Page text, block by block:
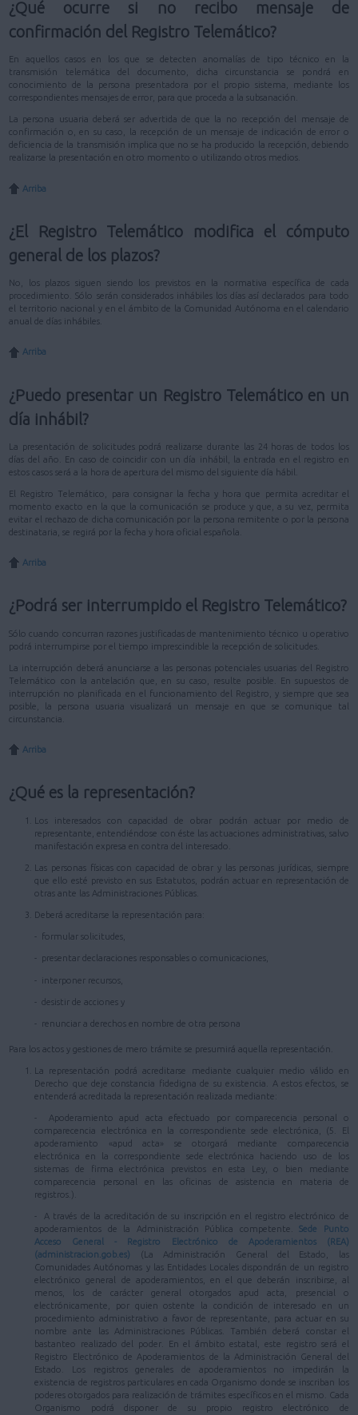
¿Qué ocurre si no recibo mensaje de
confirmación del Registro Telemático?
En aquellos casos en los que se detecten anomalías de tipo técnico en la
transmisión telemática del documento, dicha circunstancia se pondrá en
conocimiento de la persona presentadora por el propio sistema, mediante los
correspondientes mensajes de error, para que proceda a la subsanación.
La persona usuaria deberá ser advertida de que la no recepción del mensaje de
confirmación o, en su caso, la recepción de un mensaje de indicación de error o
deficiencia de la transmisión implica que no se ha producido la recepción, debiendo
realizarse la presentación en otro momento o utilizando otros medios.
Arriba
¿El Registro Telemático modifica el cómputo
general de los plazos?
No, los plazos siguen siendo los previstos en la normativa específica de cada
procedimiento. Sólo serán considerados inhábiles los días así declarados para todo
el territorio nacional y en el ámbito de la Comunidad Autónoma en el calendario
anual de días inhábiles.
Arriba
¿Puedo presentar un Registro Telemático en un
día inhábil?
La presentación de solicitudes podrá realizarse durante las 24 horas de todos los
días del año. En caso de coincidir con un día inhábil, la entrada en el registro en
estos casos será a la hora de apertura del mismo del siguiente día hábil.
El Registro Telemático, para consignar la fecha y hora que permita acreditar el
momento exacto en la que la comunicación se produce y que, a su vez, permita
evitar el rechazo de dicha comunicación por la persona remitente o por la persona
destinataria, se regirá por la fecha y hora oficial española.
Arriba
¿Podrá ser interrumpido el Registro Telemático?
Sólo cuando concurran razones justificadas de mantenimiento técnico u operativo
podrá interrumpirse por el tiempo imprescindible la recepción de solicitudes.
La interrupción deberá anunciarse a las personas potenciales usuarias del Registro
Telemático con la antelación que, en su caso, resulte posible. En supuestos de
interrupción no planificada en el funcionamiento del Registro, y siempre que sea
posible, la persona usuaria visualizará un mensaje en que se comunique tal
circunstancia.
Arriba
¿Qué es la representación?
Los interesados con capacidad de obrar podrán actuar por medio de
representante, entendiéndose con éste las actuaciones administrativas, salvo
manifestación expresa en contra del interesado.
Las personas físicas con capacidad de obrar y las personas jurídicas, siempre
que ello esté previsto en sus Estatutos, podrán actuar en representación de
otras ante las Administraciones Públicas.
Deberá acreditarse la representación para:
- formular solicitudes,
- presentar declaraciones responsables o comunicaciones,
- interponer recursos,
- desistir de acciones y
- renunciar a derechos en nombre de otra persona
Para los actos y gestiones de mero trámite se presumirá aquella representación.
La representación podrá acreditarse mediante cualquier medio válido en
Derecho que deje constancia fidedigna de su existencia. A estos efectos, se
entenderá acreditada la representación realizada mediante:
- Apoderamiento apud acta efectuado por comparecencia personal o
comparecencia electrónica en la correspondiente sede electrónica, (5. El
apoderamiento «apud acta» se otorgará mediante comparecencia
electrónica en la correspondiente sede electrónica haciendo uso de los
sistemas de firma electrónica previstos en esta Ley, o bien mediante
comparecencia personal en las oficinas de asistencia en materia de
registros.).
- A través de la acreditación de su inscripción en el registro electrónico de
apoderamientos de la Administración Pública competente.Sede Punto
Acceso General - Registro Electrónico de Apoderamientos (REA)
(administracion.gob.es)
(La Administración General del Estado, las
Comunidades Autónomas y las Entidades Locales dispondrán de un registro
electrónico general de apoderamientos, en el que deberán inscribirse, al
menos, los de carácter general otorgados apud acta, presencial o
electrónicamente, por quien ostente la condición de interesado en un
procedimiento administrativo a favor de representante, para actuar en su
nombre ante las Administraciones Públicas. También deberá constar el
bastanteo realizado del poder. En el ámbito estatal, este registro será el
Registro Electrónico de Apoderamientos de la Administración General del
Estado. Los registros generales de apoderamientos no impedirán la
existencia de registros particulares en cada Organismo donde se inscriban los
poderes otorgados para realización de trámites específicos en el mismo. Cada
Organismo podrá disponer de su propio registro electrónico de